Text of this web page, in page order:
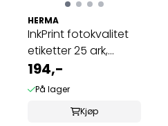
HERMA
InkPrint fotokvalitet
etiketter 25 ark,
45.7x21.2 ...
194,-
På lager
Kjøp